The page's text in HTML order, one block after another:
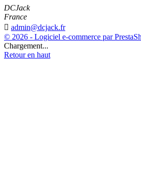
DCJack
France
 admin@dcjack.fr
© 2026 - Logiciel e-commerce par
Chargement...
Retour en haut